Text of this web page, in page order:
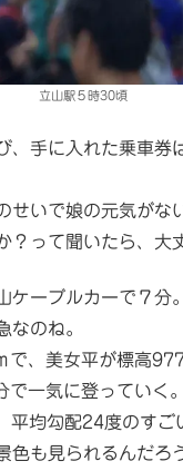
立山駅５時30頃
、手に入れた乗車券
せいで娘の元気がな
？って聞いたら、大
ケーブルカーで７分。
なのね。
で、美女平が標高977
一気に登っていく。
均勾配24度のすご
色も見られるんだろ